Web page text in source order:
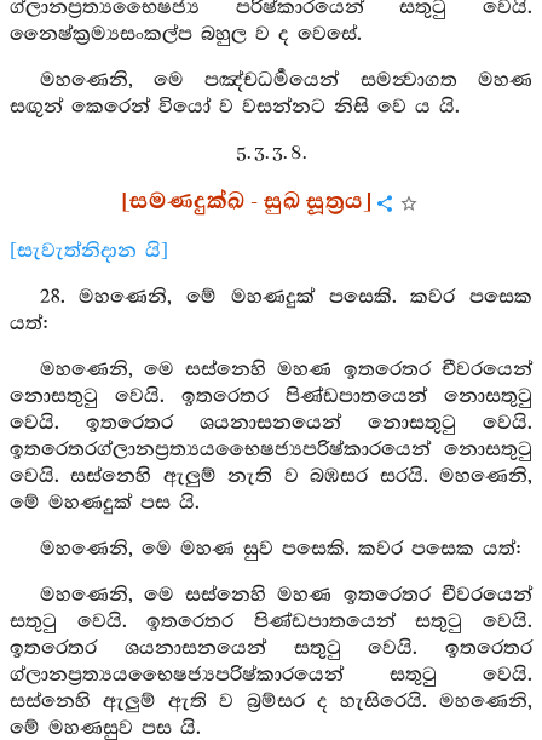
ග්ලානප්‍රත්‍යභෛෂජ්‍ය පරිෂ්කාරයෙන් සතුටු වෙයි.
නෛෂ්ක්‍රම්‍යසංකල්ප බහුල ව ද වෙසේ.
මහණෙනි, මෙ පඤ්චධර්‍මයෙන් සමන්‍වාගත මහණ
සඟුන් කෙරෙන් වියෝ ව වසන්නට නිසි වෙ ය යි.
5. 3. 3. 8.
[සමණදුක්ඛ - සුඛ සූත්‍රය]
[සැවැත්නිදාන යි]
28. මහණෙනි, මේ මහණදුක් පසෙකි. කවර පසෙක
යත්:
මහණෙනි, මෙ සස්නෙහි මහණ ඉතරෙතර චීවරයෙන්
නොසතුටු වෙයි. ඉතරෙතර පිණ්ඩපාතයෙන් නොසතුටු
වෙයි. ඉතරෙතර ශයනාසනයෙන් නොසතුටු වෙයි.
ඉතරෙතරග්ලානප්‍රත්‍යයභෛෂජ්‍යපරිෂ්කාරයෙන් නොසතුටු
වෙයි. සස්නෙහි ඇලුම් නැති ව බඹසර සරයි. මහණෙනි,
මේ මහණදුක් පස යි.
මහණෙනි, මෙ මහණ සුව පසෙකි. කවර පසෙක යත්:
මහණෙනි, මෙ සස්නෙහි මහණ ඉතරෙතර චීවරයෙන්
සතුටු වෙයි. ඉතරෙතර පිණ්ඩපාතයෙන් සතුටු වෙයි.
ඉතරෙතර ශයනාසනයෙන් සතුටු වෙයි. ඉතරෙතර
ග්ලානප්‍රත්‍යයභෛෂජ්‍යපරිෂ්කාරයෙන් සතුටු වෙයි.
සස්නෙහි ඇලුම් ඇති ව බ්‍රම්සර ද හැසිරෙයි. මහණෙනි,
මේ මහණසුව පස යි.